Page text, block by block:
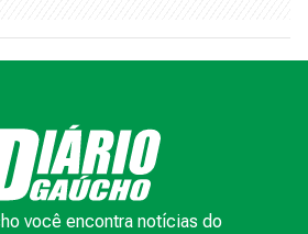
você encontra notícias do